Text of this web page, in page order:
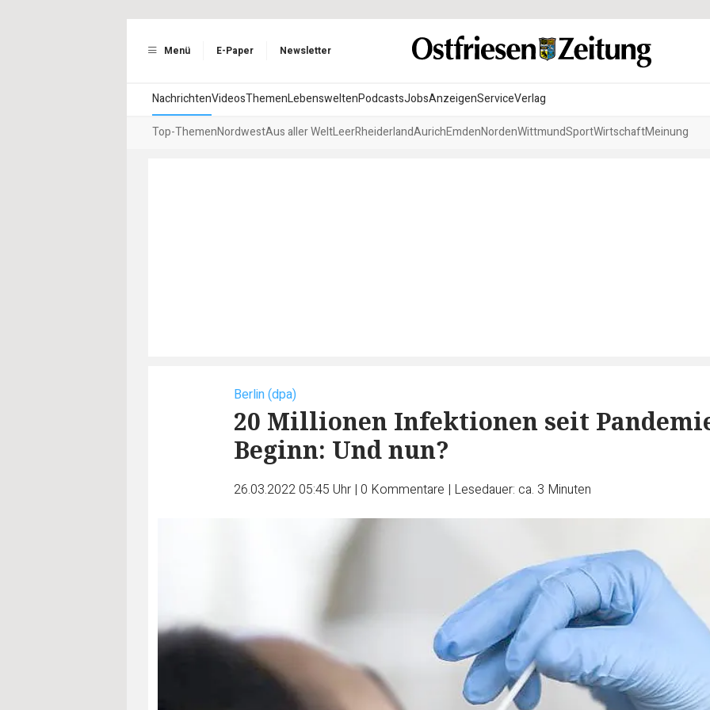
Menü E-Paper Newsletter
NachrichtenVideosThemenLebensweltenPodcastsJobsAnzeigenServiceVerlag
Top-ThemenNordwestAus aller WeltLeerRheiderlandAurichEmdenNordenWittmundSportWirtschaftMeinung
Berlin (dpa)
20 Millionen Infektionen seit
Beginn: Und nun?
26.03.2022 05:45 Uhr | 0 Kommentare | Lesedauer: ca. 3 Minuten